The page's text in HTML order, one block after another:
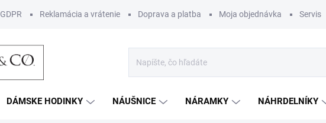
GDPR Reklamácia a vrátenie Doprava a platba Moja objednávka Servis
DÁMSKE HODINKY NÁUŠNICE NÁRAMKY NÁHRDELNÍKY